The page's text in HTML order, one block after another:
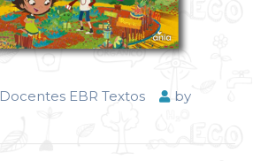
Docentes EBR Textos
by